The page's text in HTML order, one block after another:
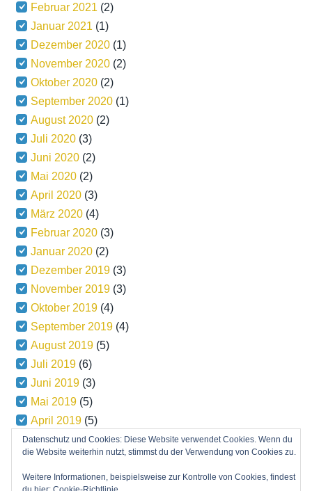
Februar 2021 (2)
Januar 2021 (1)
Dezember 2020 (1)
November 2020 (2)
Oktober 2020 (2)
September 2020 (1)
August 2020 (2)
Juli 2020 (3)
Juni 2020 (2)
Mai 2020 (2)
April 2020 (3)
März 2020 (4)
Februar 2020 (3)
Januar 2020 (2)
Dezember 2019 (3)
November 2019 (3)
Oktober 2019 (4)
September 2019 (4)
August 2019 (5)
Juli 2019 (6)
Juni 2019 (3)
Mai 2019 (5)
April 2019 (5)
März 2019(5)
Datenschutz und Cookies: Diese Website verwendet Cookies. Wenn du
die Website weiterhin nutzt, stimmst du der Verwendung von Cookies zu.
Weitere Informationen, beispielsweise zur Kontrolle von Cookies, findest